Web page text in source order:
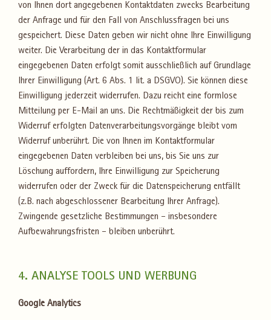
von Ihnen dort angegebenen Kontaktdaten zwecks Bearbeitung
der Anfrage und für den Fall von Anschlussfragen bei uns
gespeichert. Diese Daten geben wir nicht ohne Ihre Einwilligung
weiter. Die Verarbeitung der in das Kontaktformular
eingegebenen Daten erfolgt somit ausschließlich auf Grundlage
Ihrer Einwilligung (Art. 6 Abs. 1 lit. a DSGVO). Sie können diese
Einwilligung jederzeit widerrufen. Dazu reicht eine formlose
Mitteilung per E-Mail an uns. Die Rechtmäßigkeit der bis zum
Widerruf erfolgten Datenverarbeitungsvorgänge bleibt vom
Widerruf unberührt. Die von Ihnen im Kontaktformular
eingegebenen Daten verbleiben bei uns, bis Sie uns zur
Löschung auffordern, Ihre Einwilligung zur Speicherung
widerrufen oder der Zweck für die Datenspeicherung entfällt
(z.B. nach abgeschlossener Bearbeitung Ihrer Anfrage).
Zwingende gesetzliche Bestimmungen – insbesondere
Aufbewahrungsfristen – bleiben unberührt.
4. ANALYSE TOOLS UND WERBUNG
Google Analytics